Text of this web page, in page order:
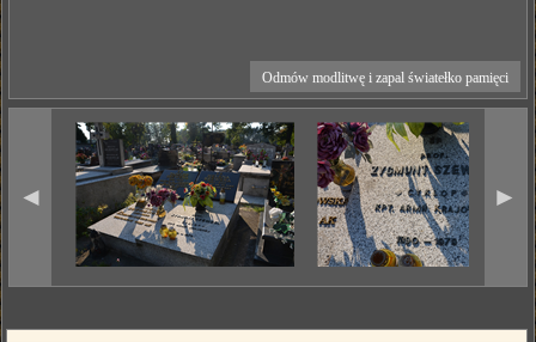
Odmów modlitwę i zapal światełko pamięci
◄ ►